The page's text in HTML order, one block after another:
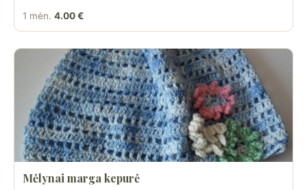
1 mėn. 4.00 €
Mėlynai marga kepurė